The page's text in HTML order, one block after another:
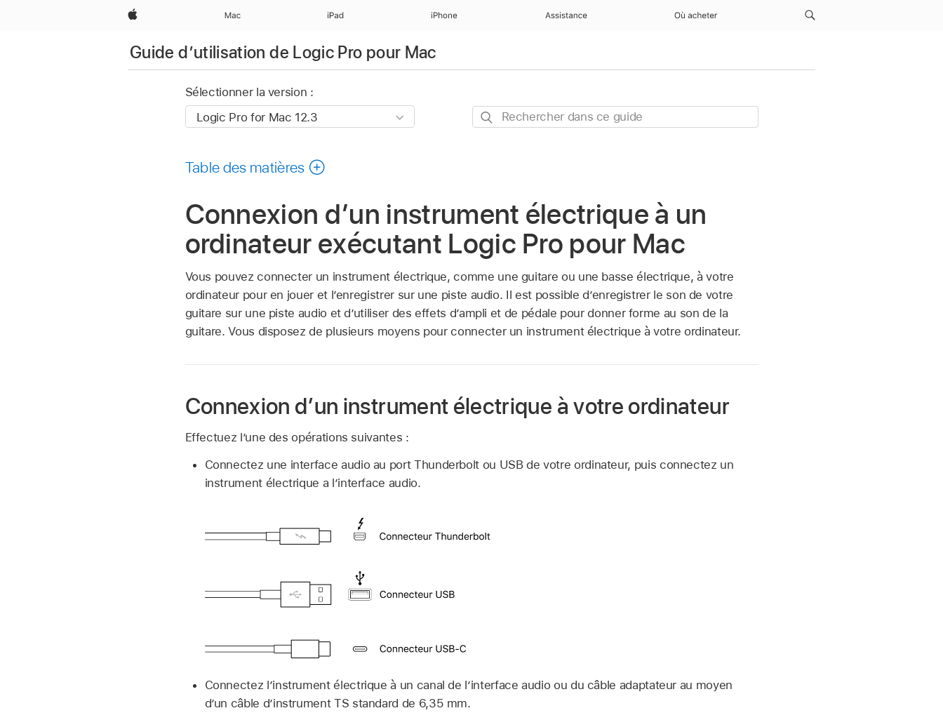
Apple Mac iPad iPhone Assistance Où acheter
Guide d’utilisation de Logic Pro pour Mac
Sélectionner la version :
Rechercher
Table des matières
Connexion d’un instrument électrique à un
ordinateur exécutant Logic Pro pour Mac
Vous pouvez connecter un instrument électrique, comme une guitare ou une basse électrique, à votre
ordinateur pour en jouer et l’enregistrer sur une piste audio. Il est possible d’enregistrer le son de votre
guitare sur une piste audio et d’utiliser des effets d’ampli et de pédale pour donner forme au son de la
guitare. Vous disposez de plusieurs moyens pour connecter un instrument électrique à votre ordinateur.
Connexion d’un instrument électrique à votre ordinateur
Effectuez l’une des opérations suivantes :
Connectez une interface audio au port Thunderbolt ou USB de votre ordinateur, puis connectez un
instrument électrique a l’interface audio.
Connectez l’instrument électrique à un canal de l’interface audio ou du câble adaptateur au moyen
d’un câble d’instrument TS standard de 6,35 mm.